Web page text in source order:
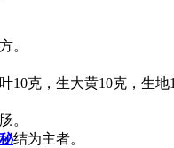
。
10克，生大黄10克，生
。
结为主者。